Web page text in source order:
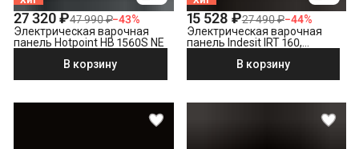
Утилизация техники
Демонтаж электрической варочной панели
27 320 ₽47 990 ₽−43%
Электрическая варочная
панель Hotpoint HB 1560S NE
В корзину
15 528 ₽27 490 ₽−44%
Электрическая варочная
панель Indesit IRT 160,
В корзину